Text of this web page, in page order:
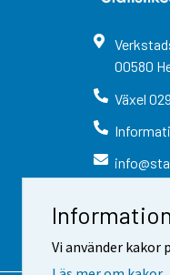
Vi använder kakor
00580
Växel